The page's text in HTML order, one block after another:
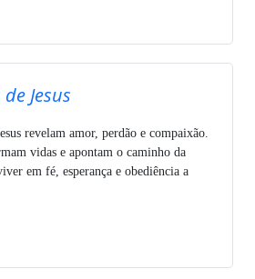
Jesus
revelam amor, perdão e compaixão.
vidas e apontam o caminho da
em fé, esperança e obediência a